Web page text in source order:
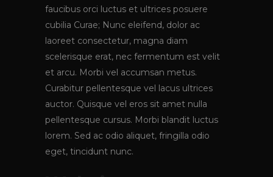
faucibus orci luctus et ultrices posuere
cubilia Curae; Nunc eleifend, dolor ac
laoreet consectetur, magna diam
scelerisque erat, nec fermentum est velit
et arcu. Morbi vel accumsan metus.
Curabitur pellentesque vel lacus ultrices
auctor. Quisque vel eros sit amet nulla
pellentesque cursus. Morbi blandit luctus
lorem. Sed ac odio aliquet, fringilla odio
eget, tincidunt nunc.